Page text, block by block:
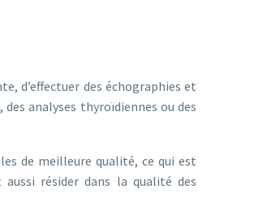
d’effectuer des échographies et
analyses thyroïdiennes ou des
de meilleure qualité, ce qui est
résider dans la qualité des